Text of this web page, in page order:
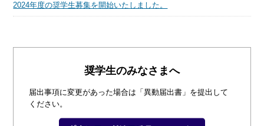
2024年度の奨学生募集を開始いたしました。
奨学生のみなさまへ
届出事項に変更があった場合は「異動届出書」を提出して
ください。